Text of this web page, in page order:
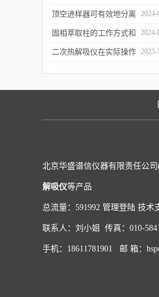
定的目标组分进行有效浓
缩
顶空进样器可有效地分离
和富集样品中的挥发性成
分
2024-
固相萃取柱的工作方式和
应用场景
2024-
二次热解吸仪在实际操作 2023-
北京华盛谱信仪器有限责任公司
解吸仪等产品
总流量：591992 管理登陆 技术
联系人：刘小姐 传真：010-
手机：18611781901 邮 箱：